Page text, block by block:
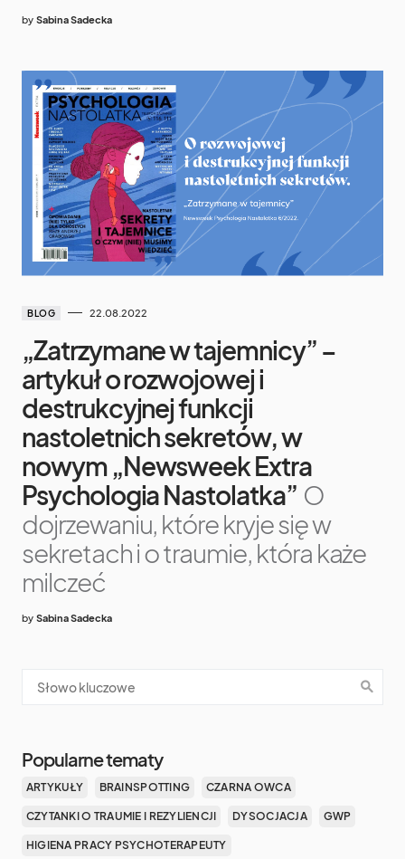
by Sabina Sadecka
BLOG 22.08.2022
„Zatrzymane w tajemnicy” –
artykuł o rozwojowej i
destrukcyjnej funkcji
nastoletnich sekretów, w
nowym „Newsweek Extra
Psychologia Nastolatka” O
dojrzewaniu, które kryje się w
sekretach i o traumie, która każe
milczeć
by Sabina Sadecka
Popularne tematy
ARTYKUŁY BRAINSPOTTING CZARNA OWCA
CZYTANKI O TRAUMIE I REZYLIENCJI DYSOCJACJA GWP
HIGIENA PRACY PSYCHOTERAPEUTY